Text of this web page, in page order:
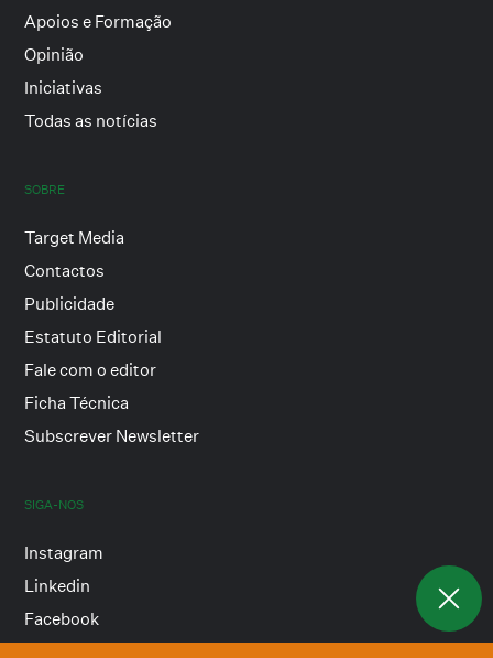
Apoios e Formação
Opinião
Iniciativas
Todas as notícias
SOBRE
Target Media
Contactos
Publicidade
Estatuto Editorial
Fale com o editor
Ficha Técnica
Subscrever Newsletter
SIGA-NOS
Instagram
Linkedin
Facebook